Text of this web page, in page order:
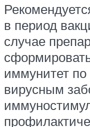
в период
случае
иммунитет
вирусным